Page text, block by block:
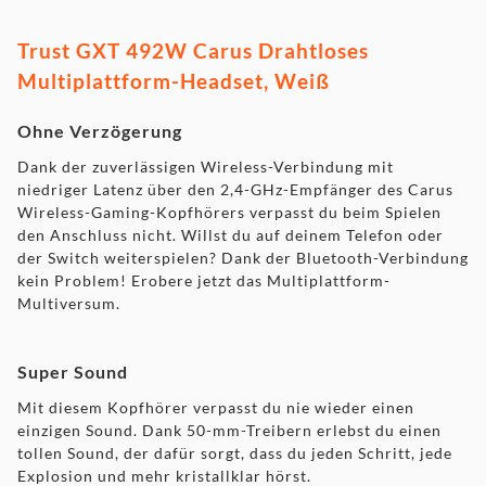
Trust GXT 492W Carus Drahtloses
Multiplattform-Headset, Weiß
Ohne Verzögerung
Dank der zuverlässigen Wireless-Verbindung mit
niedriger Latenz über den 2,4-GHz-Empfänger des Carus
Wireless-Gaming-Kopfhörers verpasst du beim Spielen
den Anschluss nicht. Willst du auf deinem Telefon oder
der Switch weiterspielen? Dank der Bluetooth-Verbindung
kein Problem! Erobere jetzt das Multiplattform-
Multiversum.
Super Sound
Mit diesem Kopfhörer verpasst du nie wieder einen
einzigen Sound. Dank 50-mm-Treibern erlebst du einen
tollen Sound, der dafür sorgt, dass du jeden Schritt, jede
Explosion und mehr kristallklar hörst.